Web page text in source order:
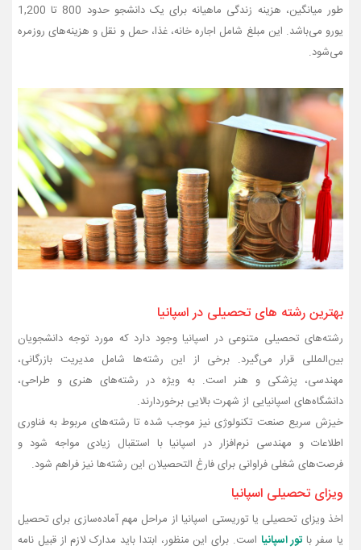
طور میانگین، هزینه زندگی ماهیانه برای یک دانشجو حدود 800 تا 1,200
یورو می‌باشد. این مبلغ شامل اجاره‌ خانه، غذا، حمل‌ و نقل و هزینه‌های روزمره
می‌شود.
بهترین رشته های تحصیلی در اسپانیا
رشته‌های تحصیلی متنوعی در اسپانیا وجود دارد که مورد توجه دانشجویان
بین‌المللی قرار می‌گیرد. برخی از این رشته‌ها شامل مدیریت بازرگانی،
مهندسی، پزشکی و هنر است. به ویژه در رشته‌های هنری و طراحی،
دانشگاه‌های اسپانیایی از شهرت بالایی برخوردارند.
خیزش سریع صنعت تکنولوژی نیز موجب شده تا رشته‌های مربوط به فناوری
اطلاعات و مهندسی نرم‌افزار در اسپانیا با استقبال زیادی مواجه شود و
فرصت‌های شغلی فراوانی برای فارغ‌ التحصیلان این رشته‌ها نیز فراهم شود.
ویزای تحصیلی اسپانیا
اخذ ویزای تحصیلی یا توریستی اسپانیا از مراحل مهم آماده‌سازی برای تحصیل
یا سفر با تور اسپانیا است. برای این منظور، ابتدا باید مدارک لازم از قبیل نامه